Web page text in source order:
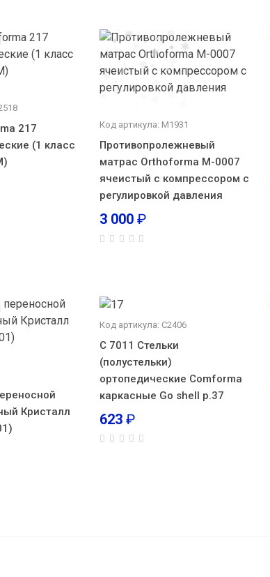
217
(1 класс
Код артикула: М1931
Противопролежневый
матрас Orthoforma М-0007
ячеистый с компрессором с
регулировкой давления
3 000 ₽
Кристалл
Код артикула: С2406
С 7011 Стельки
(полустельки)
ортопедические Comforma
каркасные Go shell р.37
623 ₽